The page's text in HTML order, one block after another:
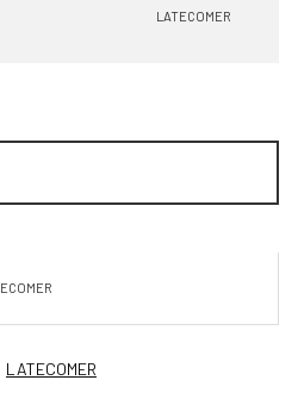
LATECOMER
LATECOMER